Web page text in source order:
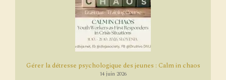
Gérer la détresse psychologique des jeunes : Calm in chaos
14 juin 2026